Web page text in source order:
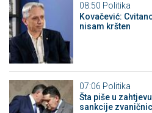
08:50 Politika
Kovačević:
nisam kršten
07:06 Politika
Šta piše u
sankcije